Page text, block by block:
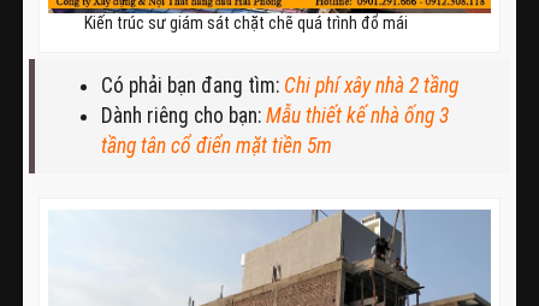
Kiến trúc sư giám sát chặt chẽ quá trình đổ mái
Có phải bạn đang tìm: Chi phí xây nhà 2 tầng
Dành riêng cho bạn: Mẫu thiết kế nhà ống 3
tầng tân cổ điển mặt tiền 5m